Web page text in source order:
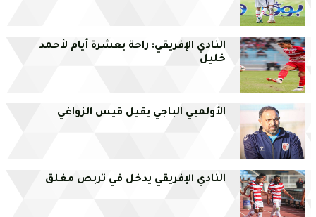
النادي الإفريقي: راحة بعشرة أيام لأحمد
خليل
الأولمبي الباجي يقيل قيس الزواغي
النادي الإفريقي يدخل في تربص مغلق